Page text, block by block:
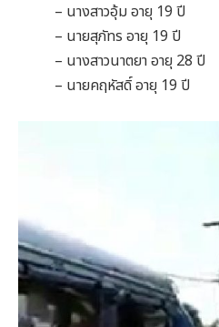
– นางสาวอุ้ม อายุ 19 ปี
– นายสุภัทร อายุ 19 ปี
– นางสาวนาตยา อายุ 28 ปี
– นายคฤหัสดิ์ อายุ 19 ปี